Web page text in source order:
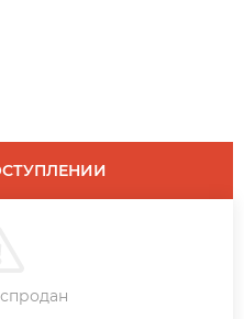
КЛИК